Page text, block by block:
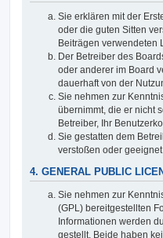
Sie erklären mit der
oder die guten Sitten
Beiträgen verwendeten
Der Betreiber des
oder anderer im Board
dauerhaft von der
Sie nehmen zur
übernimmt, die er nicht
Betreiber, Ihr
Sie gestatten dem
verstoßen oder
4. GENERAL PUBLIC
Sie nehmen zur
(GPL) bereitgestellten
Informationen werden
gestellt. Beide haben